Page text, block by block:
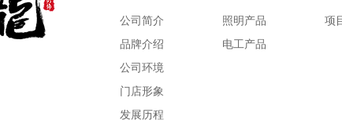
公司简介
品牌介绍
公司环境
门店形象
发展历程
照明产品
电工产品
项